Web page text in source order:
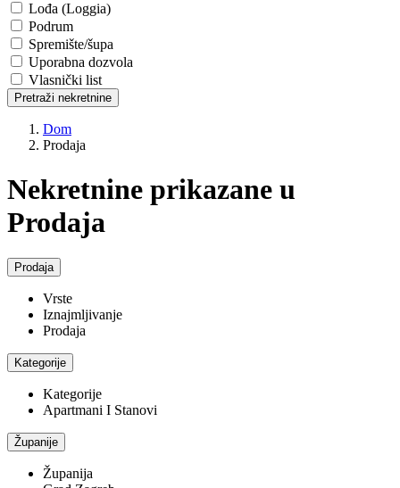
Lođa (Loggia)
Podrum
Spremište/šupa
Uporabna dozvola
Vlasnički list
Pretraži nekretnine
Dom
Prodaja
Nekretnine prikazane u
Prodaja
Prodaja
Vrste
Iznajmljivanje
Prodaja
Kategorije
Kategorije
Apartmani I Stanovi
Županije
Županija